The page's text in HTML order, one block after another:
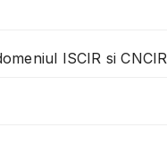
ISCIR si CNCIR